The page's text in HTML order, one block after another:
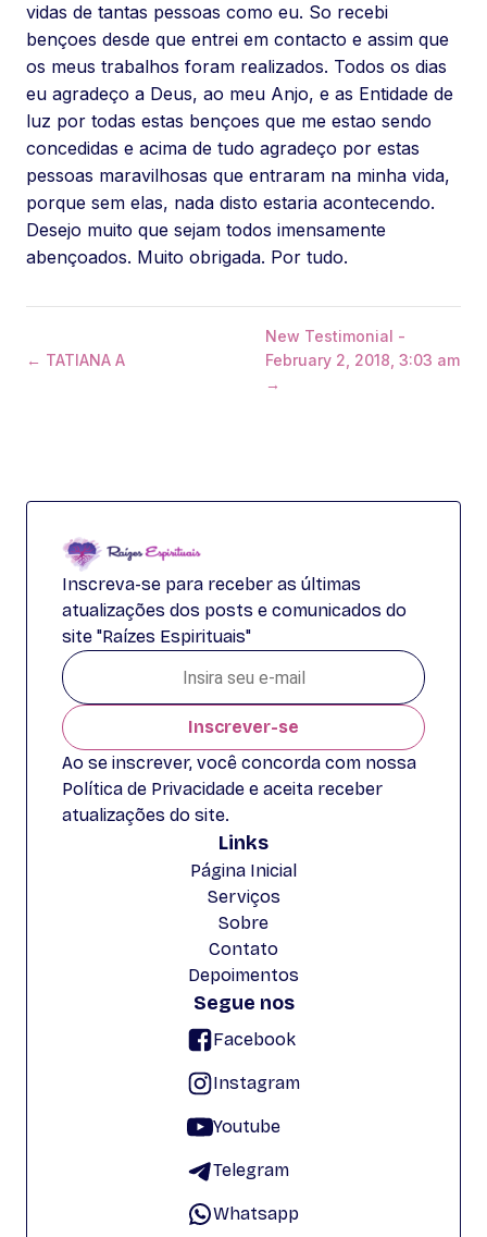
vidas de tantas pessoas como eu. So recebi
bençoes desde que entrei em contacto e assim que
os meus trabalhos foram realizados. Todos os dias
eu agradeço a Deus, ao meu Anjo, e as Entidade de
luz por todas estas bençoes que me estao sendo
concedidas e acima de tudo agradeço por estas
pessoas maravilhosas que entraram na minha vida,
porque sem elas, nada disto estaria acontecendo.
Desejo muito que sejam todos imensamente
abençoados. Muito obrigada. Por tudo.
← TATIANA A
New Testimonial -
February 2, 2018, 3:03 am
→
Inscreva-se para receber as últimas
atualizações dos posts e comunicados do
site "Raízes Espirituais"
Inscrever-se
Ao se inscrever, você concorda com nossa
Política de Privacidade e aceita receber
atualizações do site.
Links
Página Inicial
Serviços
Sobre
Contato
Depoimentos
Segue nos
Facebook
Instagram
Youtube
Telegram
Whatsapp